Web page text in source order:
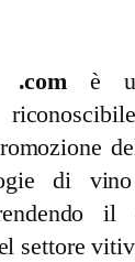
.com è
di
rendendo
settore